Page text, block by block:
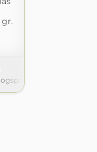
gr.